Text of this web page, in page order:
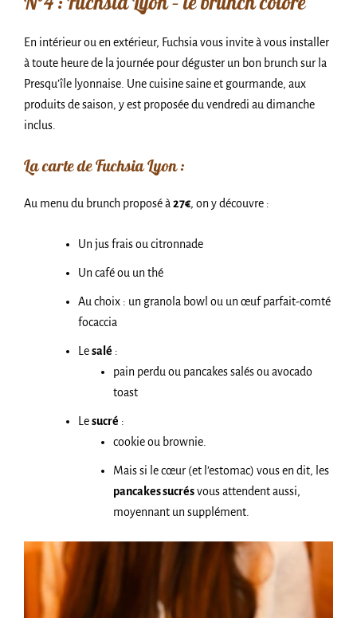
En intérieur ou en extérieur, Fuchsia vous invite à vous installer
à toute heure de la journée pour déguster un bon brunch sur la
Presqu’île lyonnaise. Une cuisine saine et gourmande, aux
produits de saison, y est proposée du vendredi au dimanche
inclus.
La carte de Fuchsia Lyon :
Au menu du brunch proposé à 27€, on y découvre :
Un jus frais ou citronnade
Un café ou un thé
Au choix : un granola bowl ou un œuf parfait-comté
focaccia
Lesalé :
pain perdu ou pancakes salés ou avocado
toast
Lesucré :
cookie ou brownie.
Mais si le cœur (et l’estomac) vous en dit, les
pancakes sucrésvous attendent aussi,
moyennant un supplément.